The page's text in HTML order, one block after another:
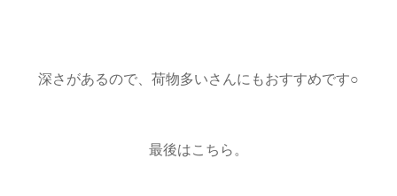
深さがあるので、荷物多いさんにもおすすめです○
最後はこちら。